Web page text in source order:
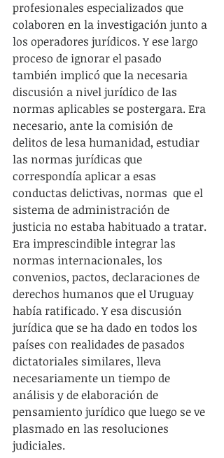
profesionales especializados que
colaboren en la investigación junto a
los operadores jurídicos. Y ese largo
proceso de ignorar el pasado
también implicó que la necesaria
discusión a nivel jurídico de las
normas aplicables se postergara. Era
necesario, ante la comisión de
delitos de lesa humanidad, estudiar
las normas jurídicas que
correspondía aplicar a esas
conductas delictivas, normas  que el
sistema de administración de
justicia no estaba habituado a tratar.
Era imprescindible integrar las
normas internacionales, los
convenios, pactos, declaraciones de
derechos humanos que el Uruguay
había ratificado. Y esa discusión
jurídica que se ha dado en todos los
países con realidades de pasados
dictatoriales similares, lleva
necesariamente un tiempo de
análisis y de elaboración de
pensamiento jurídico que luego se ve
plasmado en las resoluciones
judiciales.